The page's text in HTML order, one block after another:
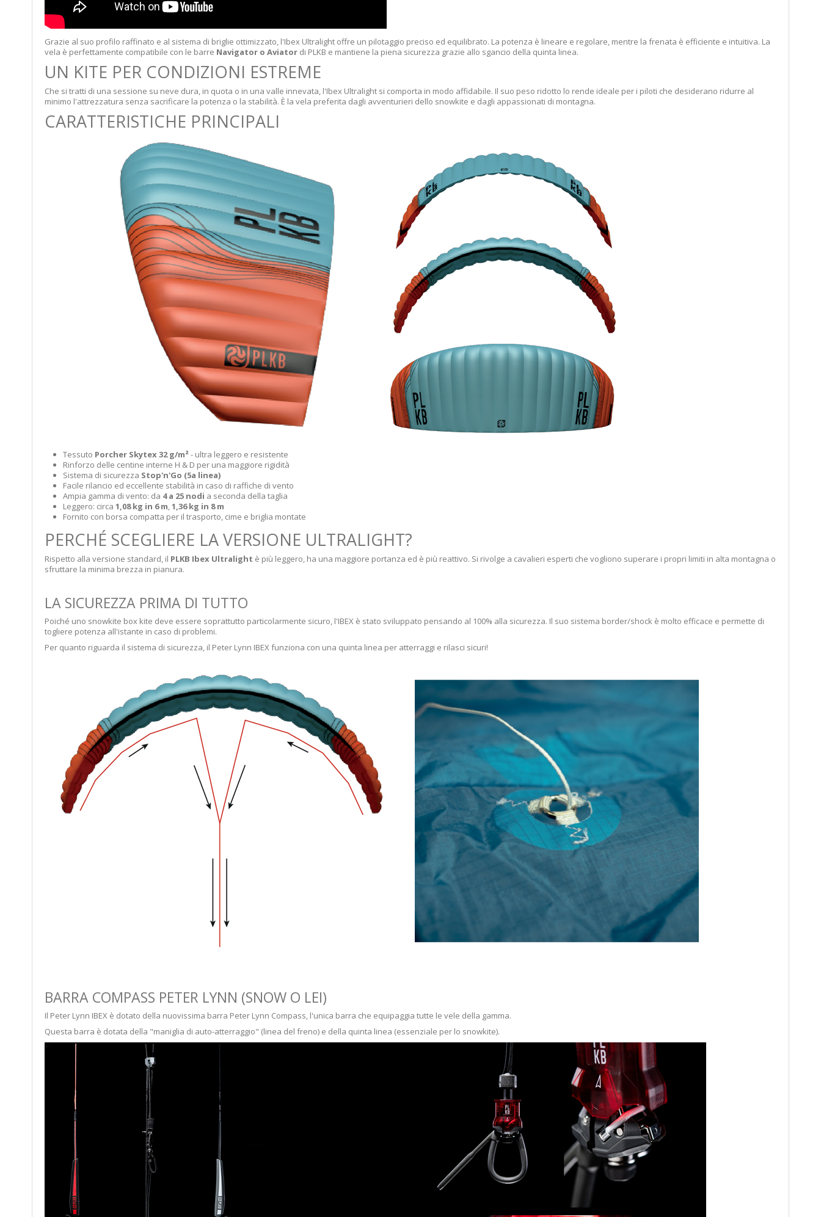
Grazie al suo profilo raffinato e al sistema di briglie ottimizzato, l'Ibex Ultralight offre un pilotaggio preciso ed equilibrato. La potenza è lineare e regolare, mentre la frenata è efficiente e intuitiva. La
vela è perfettamente compatibile con le barre Navigator o Aviator di PLKB e mantiene la piena sicurezza grazie allo sgancio della quinta linea.
UN KITE PER CONDIZIONI ESTREME
Che si tratti di una sessione su neve dura, in quota o in una valle innevata, l'Ibex Ultralight si comporta in modo affidabile. Il suo peso ridotto lo rende ideale per i piloti che desiderano ridurre al
minimo l'attrezzatura senza sacrificare la potenza o la stabilità. È la vela preferita dagli avventurieri dello snowkite e dagli appassionati di montagna.
CARATTERISTICHE PRINCIPALI
Tessuto Porcher Skytex 32 g/m²- ultra leggero e resistente
Rinforzo delle centine interne H & D per una maggiore rigidità
Sistema di sicurezza Stop'n'Go (5a linea)
Facile rilancio ed eccellente stabilità in caso di raffiche di vento
Ampia gamma di vento: da 4 a 25 nodi a seconda della taglia
Leggero: circa 1,08 kg in 6 m,1,36 kg in 8 m
Fornito con borsa compatta per il trasporto, cime e briglia montate
PERCHÉ SCEGLIERE LA VERSIONE ULTRALIGHT?
Rispetto alla versione standard, il PLKB Ibex Ultralight è più leggero, ha una maggiore portanza ed è più reattivo. Si rivolge a cavalieri esperti che vogliono superare i propri limiti in alta montagna o
sfruttare la minima brezza in pianura.
LA SICUREZZA PRIMA DI TUTTO
Poiché uno snowkite box kite deve essere soprattutto particolarmente sicuro, l'IBEX è stato sviluppato pensando al 100% alla sicurezza. Il suo sistema border/shock è molto efficace e permette di
togliere potenza all'istante in caso di problemi.
Per quanto riguarda il sistema di sicurezza, il Peter Lynn IBEX funziona con una quinta linea per atterraggi e rilasci sicuri!
BARRA COMPASS PETER LYNN (SNOW O LEI)
Il Peter Lynn IBEX è dotato della nuovissima barra Peter Lynn Compass, l'unica barra che equipaggia tutte le vele della gamma.
Questa barra è dotata della "maniglia di auto-atterraggio" (linea del freno) e della quinta linea (essenziale per lo snowkite).